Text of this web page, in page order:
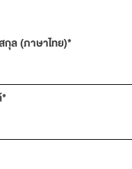
กุล (ภาษาไทย)*